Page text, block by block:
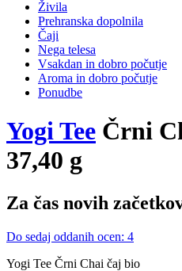
Živila
Prehranska dopolnila
Čaji
Nega telesa
Vsakdan in dobro počutje
Aroma in dobro počutje
Ponudbe
Yogi Tee Črni
37,40 g
Za čas novih
Do sedaj oddanih ocen: 4
Yogi Tee Črni Chai čaj bio